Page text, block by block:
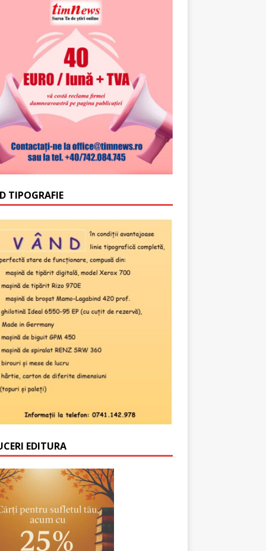
TIPOGRAFIE
EDITURA